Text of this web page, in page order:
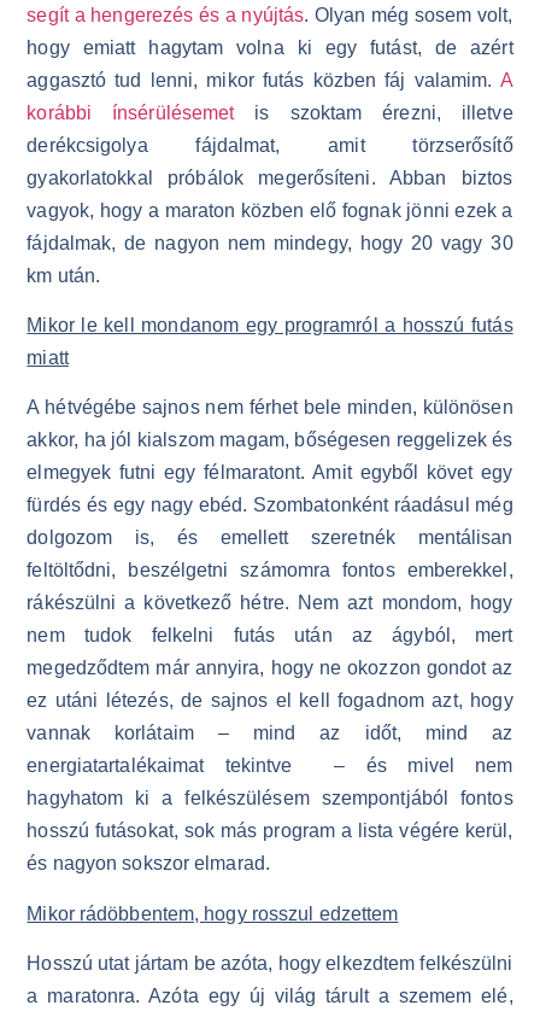
segít a hengerezés és a nyújtás. Olyan még sosem volt,
hogy emiatt hagytam volna ki egy futást, de azért
aggasztó tud lenni, mikor futás közben fáj valamim. A
korábbi ínsérülésemetis szoktam érezni, illetve
derékcsigolya fájdalmat, amit törzserősítő
gyakorlatokkal próbálok megerősíteni. Abban biztos
vagyok, hogy a maraton közben elő fognak jönni ezek a
fájdalmak, de nagyon nem mindegy, hogy 20 vagy 30
km után.
Mikor le kell mondanom egy programról a hosszú futás
miatt
A hétvégébe sajnos nem férhet bele minden, különösen
akkor, ha jól kialszom magam, bőségesen reggelizek és
elmegyek futni egy félmaratont. Amit egyből követ egy
fürdés és egy nagy ebéd. Szombatonként ráadásul még
dolgozom is, és emellett szeretnék mentálisan
feltöltődni, beszélgetni számomra fontos emberekkel,
rákészülni a következő hétre. Nem azt mondom, hogy
nem tudok felkelni futás után az ágyból, mert
megedződtem már annyira, hogy ne okozzon gondot az
ez utáni létezés, de sajnos el kell fogadnom azt, hogy
vannak korlátaim – mind az időt, mind az
energiatartalékaimat tekintve – és mivel nem
hagyhatom ki a felkészülésem szempontjából fontos
hosszú futásokat, sok más program a lista végére kerül,
és nagyon sokszor elmarad.
Mikor rádöbbentem, hogy rosszul edzettem
Hosszú utat jártam be azóta, hogy elkezdtem felkészülni
a maratonra. Azóta egy új világ tárult a szemem elé,